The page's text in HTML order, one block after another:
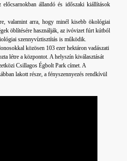
állandó és időszaki kiállítások
valamint arra, hogy minél kisebb ökológiai
öblítésére használják, az ivóvizet fúrt kútból
szennyvíztisztítás is működik.
közösen 103 ezer hektáron vadászati
létre a központot. A helyszín kiválasztását
Csillagos Égbolt Park címet. A
lakott része, a fényszennyezés rendkívül